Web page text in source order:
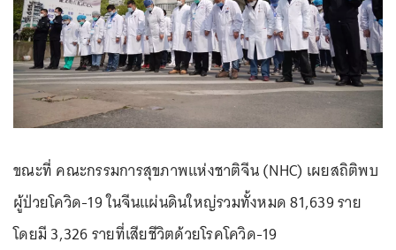
ขณะที่ คณะกรรมการสุขภาพแห่งชาติจีน (NHC) เผยสถิติพบ
ผู้ป่วยโควิด-19 ในจีนแผ่นดินใหญ่รวมทั้งหมด 81,639 ราย
โดยมี 3,326 รายที่เสียชีวิตด้วยโรคโควิด-19